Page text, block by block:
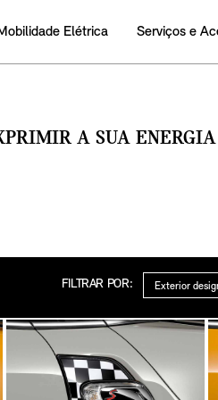
Elétrica Serviços e
A SUA
FILTRAR POR:
Categoria